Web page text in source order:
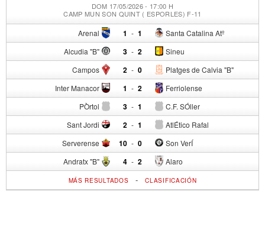
DOM 17/05/2026 - 17:00 H
CAMP MUN SON QUINT ( ESPORLES) F-11
Arenal 1 - Santa Catalina Atº
1
Alcudia "B" 3 - Sineu
2
Campos 2 - Platges de Calvia "B"
0
Inter Manacor 1 - Ferriolense
2
PÒrtol 3 - C.F. SÓller
1
Sant Jordi 2 - AtlÉtico Rafal
1
Serverense 10 - Son VerÍ
0
Andratx "B" 4 - Alaro
2
MÁS RESULTADOS -CLASIFICACIÓN